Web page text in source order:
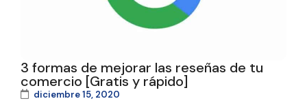
3 formas de mejorar las reseñas de tu
comercio [Gratis y rápido]
diciembre 15, 2020